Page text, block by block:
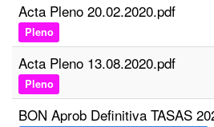
Acta Pleno 20.02.2020.pdf
Pleno
Acta Pleno 13.08.2020.pdf
Pleno
BON Aprob Definitiva TASAS